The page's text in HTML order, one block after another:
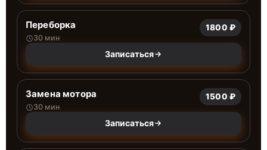
Переборка
30 мин
1800 ₽
Записаться
Замена мотора
30 мин
1500 ₽
Записаться